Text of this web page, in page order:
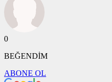
0
BEĞENDİM
ABONE OL